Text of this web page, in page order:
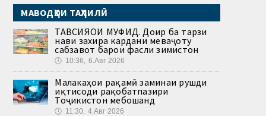
МАВОДҲОИ ТАҲЛИЛӢ
ТАВСИЯҲОИ МУФИД. Доир ба тарзи
нави захира кардани меваҷоту
сабзавот барои фасли зимистон
🕔 10:36, 6.Авг 2026
Малакаҳои рақамӣ заминаи рушди
иқтисоди рақобатпазири
Тоҷикистон мебошанд
🕔 11:30, 4.Авг 2026